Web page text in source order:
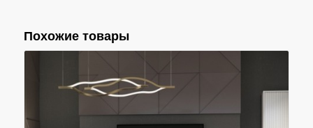
Похожие товары